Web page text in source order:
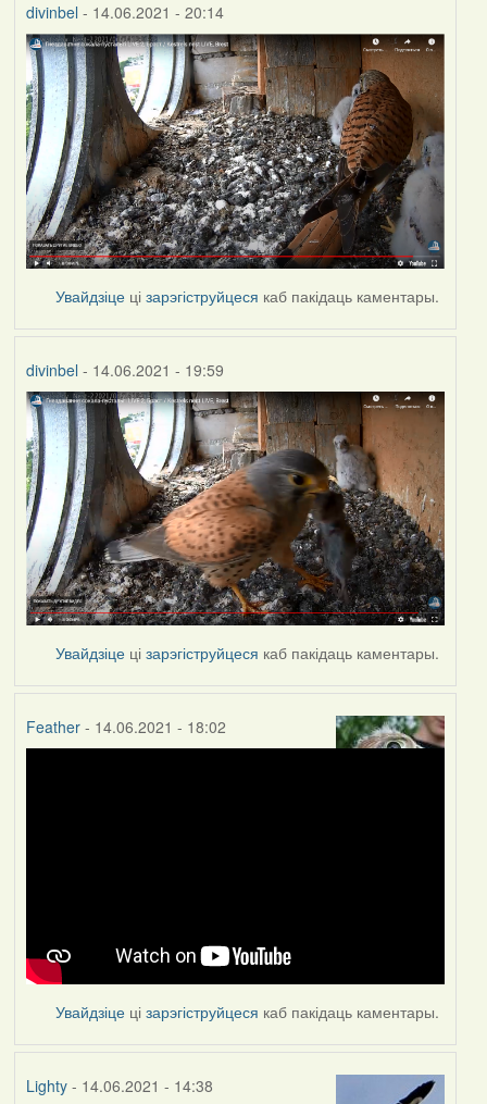
divinbel - 14.06.2021 - 20:14
Увайдзіце цізарэгіструйцеся каб пакідаць каментары.
divinbel - 14.06.2021 - 19:59
Увайдзіце цізарэгіструйцеся каб пакідаць каментары.
Feather- 14.06.2021 - 18:02
Увайдзіце цізарэгіструйцеся каб пакідаць каментары.
Lighty- 14.06.2021 - 14:38